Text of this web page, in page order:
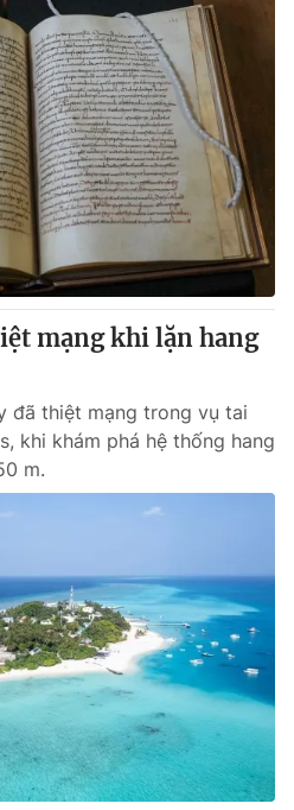
mạng khi lặn hang
đã thiệt mạng trong vụ tai
khi khám phá hệ thống hang
m.